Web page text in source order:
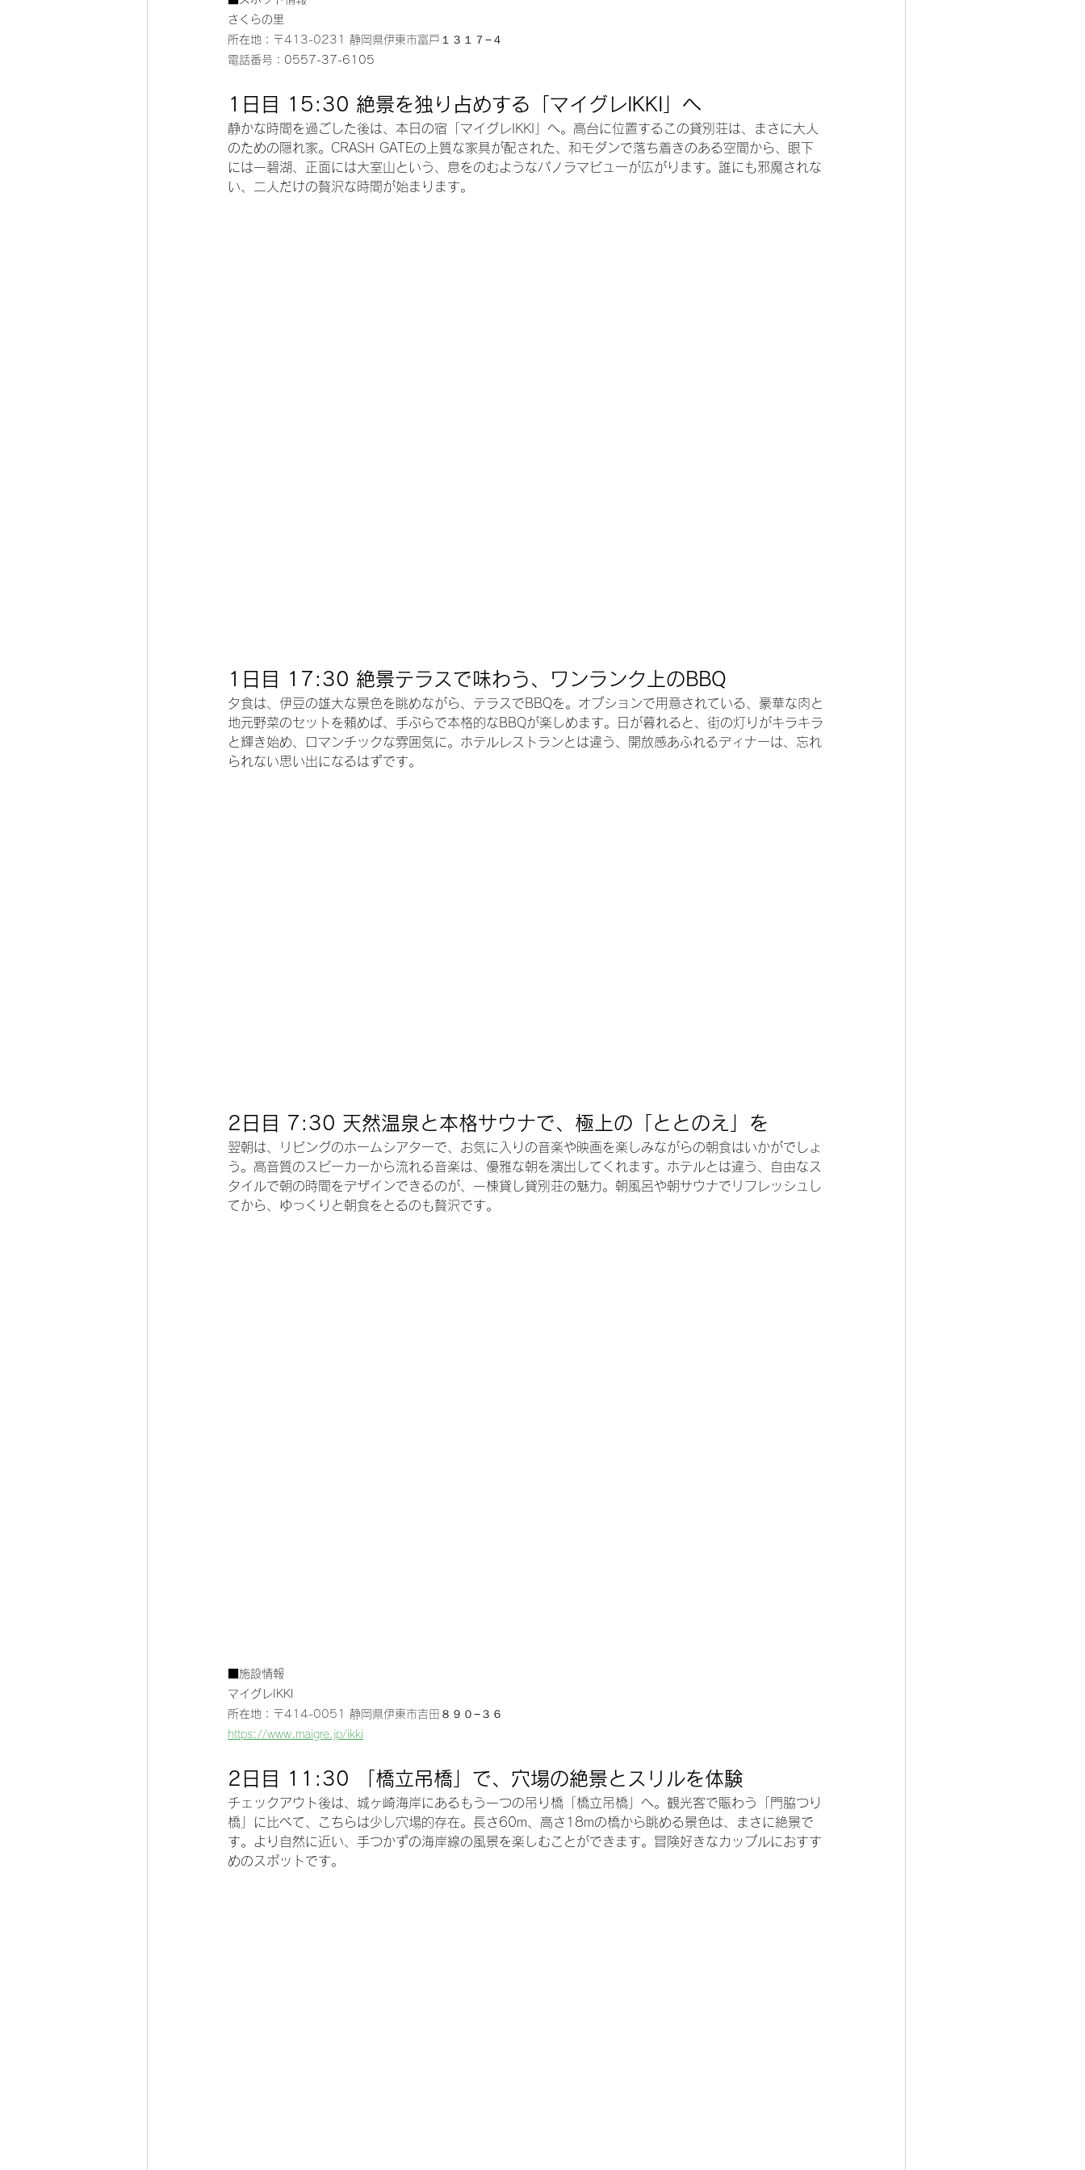
さくらの里
所在地： 〒413-0231 静岡県伊東市富戸１３１７−４
電話番号： 0557-37-6105
1日目 15:30 絶景を独り占めする「マイグレIKKI」へ
静かな時間を過ごした後は、本日の宿「マイグレIKKI」へ。高台に位置するこの貸別荘は、まさに大人
のための隠れ家。CRASH GATEの上質な家具が配された、和モダンで落ち着きのある空間から、眼下
には一碧湖、正面には大室山という、息をのむようなパノラマビューが広がります。誰にも邪魔されな
い、二人だけの贅沢な時間が始まります。
1日目 17:30 絶景テラスで味わう、ワンランク上のBBQ
夕食は、伊豆の雄大な景色を眺めながら、テラスでBBQを。オプションで用意されている、豪華な肉と
地元野菜のセットを頼めば、手ぶらで本格的なBBQが楽しめます。日が暮れると、街の灯りがキラキラ
と輝き始め、ロマンチックな雰囲気に。ホテルレストランとは違う、開放感あふれるディナーは、忘れ
られない思い出になるはずです。
2日目 7:30 天然温泉と本格サウナで、極上の「ととのえ」を
翌朝は、リビングのホームシアターで、お気に入りの音楽や映画を楽しみながらの朝食はいかがでしょ
う。高音質のスピーカーから流れる音楽は、優雅な朝を演出してくれます。ホテルとは違う、自由なス
タイルで朝の時間をデザインできるのが、一棟貸し貸別荘の魅力。朝風呂や朝サウナでリフレッシュし
てから、ゆっくりと朝食をとるのも贅沢です。
■施設情報
マイグレIKKI
所在地： 〒414-0051 静岡県伊東市吉田８９０−３６
https://www.maigre.jp/ikki
2日目 11:30 「橋立吊橋」で、穴場の絶景とスリルを体験
チェックアウト後は、城ヶ崎海岸にあるもう一つの吊り橋「橋立吊橋」へ。観光客で賑わう「門脇つり
橋」に比べて、こちらは少し穴場的存在。長さ60m、高さ18mの橋から眺める景色は、まさに絶景で
す。より自然に近い、手つかずの海岸線の風景を楽しむことができます。冒険好きなカップルにおすす
めのスポットです。